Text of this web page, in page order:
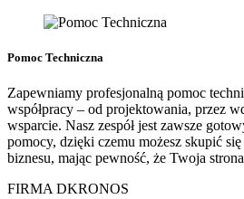
Pomoc Techniczna
Zapewniamy profesjonalną pomoc
współpracy – od projektowania, przez
wsparcie. Nasz zespół jest zawsze
pomocy, dzięki czemu możesz skupić
biznesu, mając pewność, że Twoja
FIRMA DKRONOS